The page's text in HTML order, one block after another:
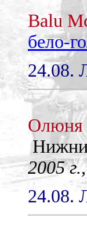
Balu
бело-
24.08.
Олюня
2005
24.08.